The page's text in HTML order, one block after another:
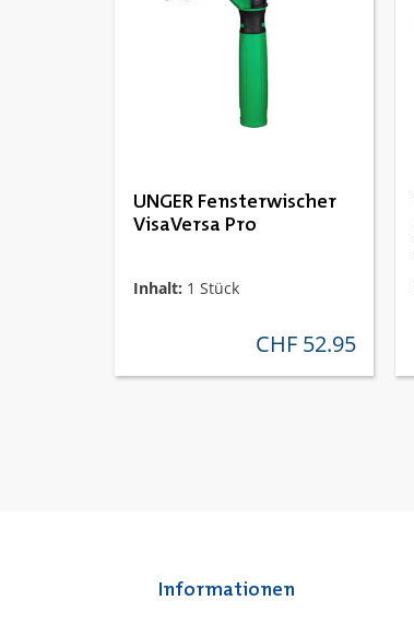
UNGER Fensterwischer
VisaVersa Pro
Inhalt: 1 Stück
regulärer preis:
CHF 52.95
Informationen